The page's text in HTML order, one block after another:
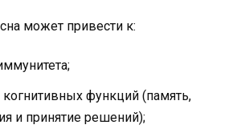
может привести к:
функций (память,
и принятие решений);